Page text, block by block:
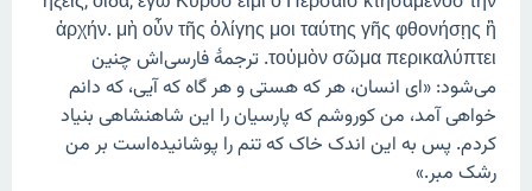
ἀρχήν. μὴ οὖν τῆς ὀλίγης μοι ταύτης γῆς φθονήσῃς ἣ
τοὐμὸν σῶμα περικαλύπτει. ترجمهٔ فارسی‌اش چنین
می‌شود: «ای انسان، هر که هستی و هر گاه که آیی، که دانم
خواهی آمد، من کوروشم که پارسیان را این شاهنشاهی بنیاد
کردم. پس به این اندک خاک که تنم را پوشانیده‌است بر من
رشک مبر.»